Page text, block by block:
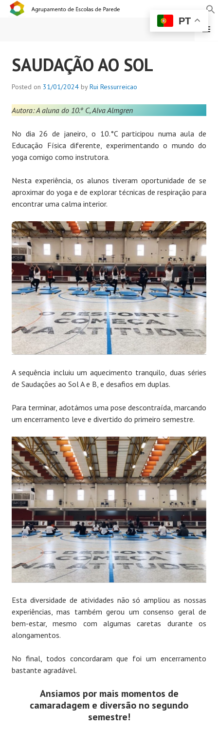
AGRUPAMENTO DE
ESCOLAS DE PAREDE
MENU
SAUDAÇÃO AO SOL
Posted on 31/01/2024 byRui Ressurreicao
Autora: A aluna do 10.º C, Alva Almgren
No dia 26 de janeiro, o 10.°C participou numa aula de
Educação Física diferente, experimentando o mundo do
yoga comigo como instrutora.
Nesta experiência, os alunos tiveram oportunidade de se
aproximar do yoga e de explorar técnicas de respiração para
encontrar uma calma interior.
A sequência incluiu um aquecimento tranquilo, duas séries
de Saudações ao Sol A e B, e desafios em duplas.
Para terminar, adotámos uma pose descontraída, marcando
um encerramento leve e divertido do primeiro semestre.
Esta diversidade de atividades não só ampliou as nossas
experiências, mas também gerou um consenso geral de
bem-estar, mesmo com algumas caretas durante os
alongamentos.
No final, todos concordaram que foi um encerramento
bastante agradável.
Ansiamos por mais momentos de
camaradagem e diversão no segundo
semestre!
PT